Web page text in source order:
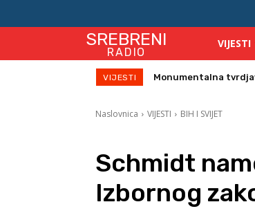
SREBRENI
RADIO
VIJESTI
VIJESTI Monumentalna
Direktor Vijeća
Naslovnica VIJESTI BIH I SVIJET
Schmidt
Izbornog